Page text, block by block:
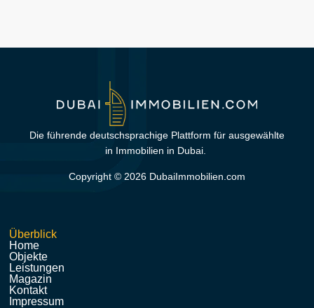
Die führende deutschsprachige Plattform für ausgewählte
in Immobilien in Dubai.
Copyright © 2026 DubaiImmobilien.com
Überblick
Home
Objekte
Leistungen
Magazin
Kontakt
Impressum